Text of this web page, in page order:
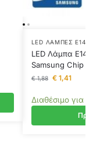
LED ΛΆΜΠΕΣ
LED Λάμπα
Samsung Chip
€1,88 €1,41
Διαθέσιμο